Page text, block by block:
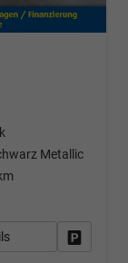
Metallic